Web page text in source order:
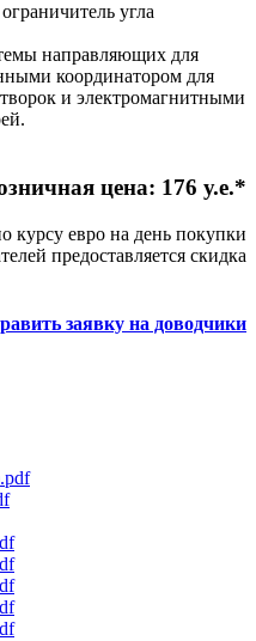
угла
направляющих для
координатором для
и электромагнитными
цена: 176 у.е.*
курсу евро на день покупки
предоставляется скидка
заявку на доводчики